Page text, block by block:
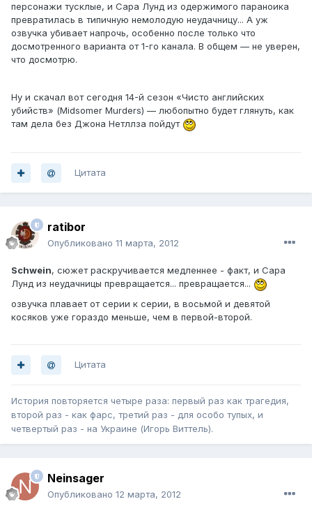
персонажи тусклые, и Сара Лунд из одержимого параноика
превратилась в типичную немолодую неудачницу... А уж
озвучка убивает напрочь, особенно после только что
досмотренного варианта от 1-го канала. В общем — не уверен,
что досмотрю.
Ну и скачал вот сегодня 14-й сезон «Чисто английских
убийств» (Midsomer Murders) — любопытно будет глянуть, как
там дела без Джона Нетллза пойдут
Цитата
ratibor
Опубликовано 11 марта, 2012
Schwein, сюжет раскручивается медленнее - факт, и Сара
Лунд из неудачницы превращается... превращается...
озвучка плавает от серии к серии, в восьмой и девятой
косяков уже гораздо меньше, чем в первой-второй.
Цитата
История повторяется четыре раза: первый раз как трагедия,
второй раз - как фарс, третий раз - для особо тупых, и
четвертый раз - на Украине (Игорь Виттель).
Neinsager
Опубликовано 12 марта, 2012